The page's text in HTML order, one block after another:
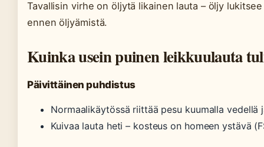
Tavallisin virhe on öljytä likainen lauta – öljy
ennen öljyämistä.
Kuinka usein puinen leikkuulauta
Päivittäinen puhdistus
Normaalikäytössä riittää pesu kuumalla vedellä
Kuivaa lauta heti – kosteus on homeen ystävä